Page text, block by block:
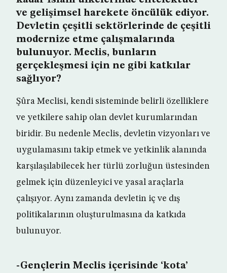
ve gelişimsel harekete öncülük ediyor.
Devletin çeşitli sektörlerinde de çeşitli
modernize etme çalışmalarında
bulunuyor. Meclis, bunların
gerçekleşmesi için ne gibi katkılar
sağlıyor?
Şûra Meclisi, kendi sisteminde belirli özelliklere
ve yetkilere sahip olan devlet kurumlarından
biridir. Bu nedenle Meclis, devletin vizyonları ve
uygulamasını takip etmek ve yetkinlik alanında
karşılaşılabilecek her türlü zorluğun üstesinden
gelmek için düzenleyici ve yasal araçlarla
çalışıyor. Aynı zamanda devletin iç ve dış
politikalarının oluşturulmasına da katkıda
bulunuyor.
-Gençlerin Meclis içerisinde ‘kota’